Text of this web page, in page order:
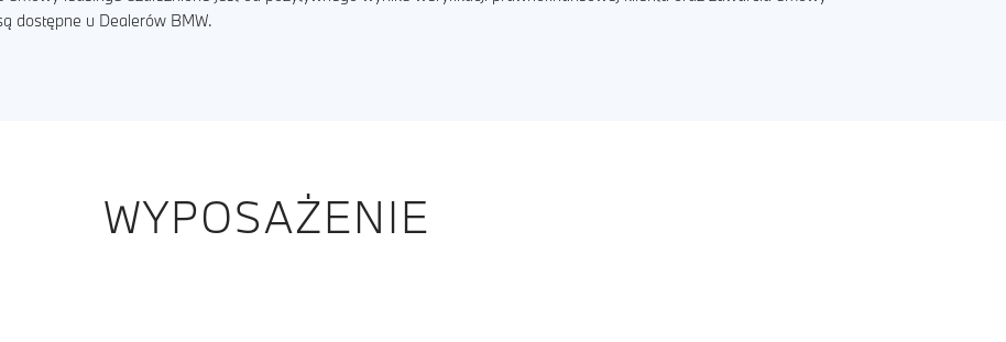
dostępne u Dealerów BMW.
WYPOSAŻENIE